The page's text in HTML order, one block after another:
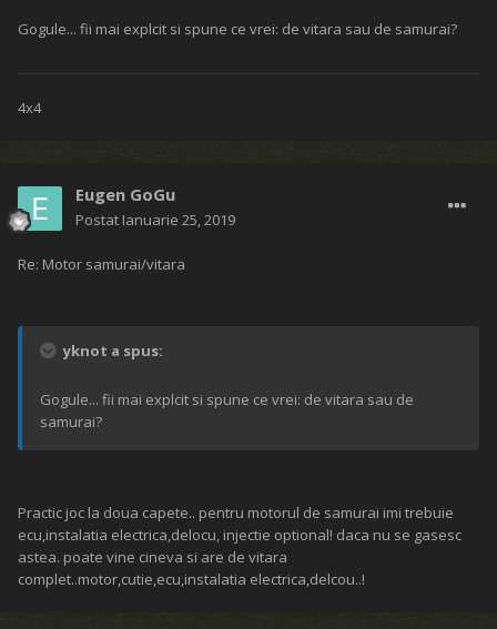
Gogule... fii mai explcit si spune ce vrei: de vitara sau de samurai?
4x4
Eugen GoGu
Postat Ianuarie 25, 2019
Re: Motor samurai/vitara
yknot a spus:
Gogule... fii mai explcit si spune ce vrei: de vitara sau de
samurai?
Practic joc la doua capete.. pentru motorul de samurai imi trebuie
ecu,instalatia electrica,delocu, injectie optional! daca nu se gasesc
astea. poate vine cineva si are de vitara
complet..motor,cutie,ecu,instalatia electrica,delcou..!